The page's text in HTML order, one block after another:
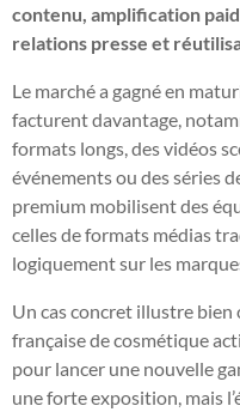
contenu, amplification
relations presse et
Le marché a gagné en
facturent davantage,
formats longs, des vidéos
événements ou des séries
premium mobilisent des
celles de formats médias
logiquement sur les
Un cas concret illustre bien
française de cosmétique
pour lancer une nouvelle
une forte exposition, mais